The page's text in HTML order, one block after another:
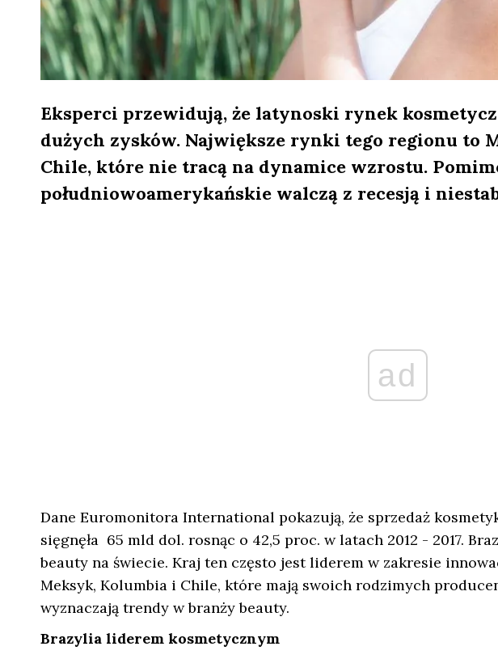
Eksperci przewidują, że latynoski rynek
dużych zysków. Największe rynki tego regionu to
Chile, które nie tracą na dynamice wzrostu.
południowoamerykańskie walczą z recesją i
ad
Dane Euromonitora International pokazują, że sprzedaż
sięgnęła 65 mld dol. rosnąc o 42,5 proc. w latach 2012 - 2017.
beauty na świecie. Kraj ten często jest liderem w zakresie
Meksyk, Kolumbia i Chile, które mają swoich rodzimych
wyznaczają trendy w branży beauty.
Brazylia liderem kosmetycznym